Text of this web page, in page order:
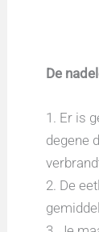
De
1. Er is
degene
2. De